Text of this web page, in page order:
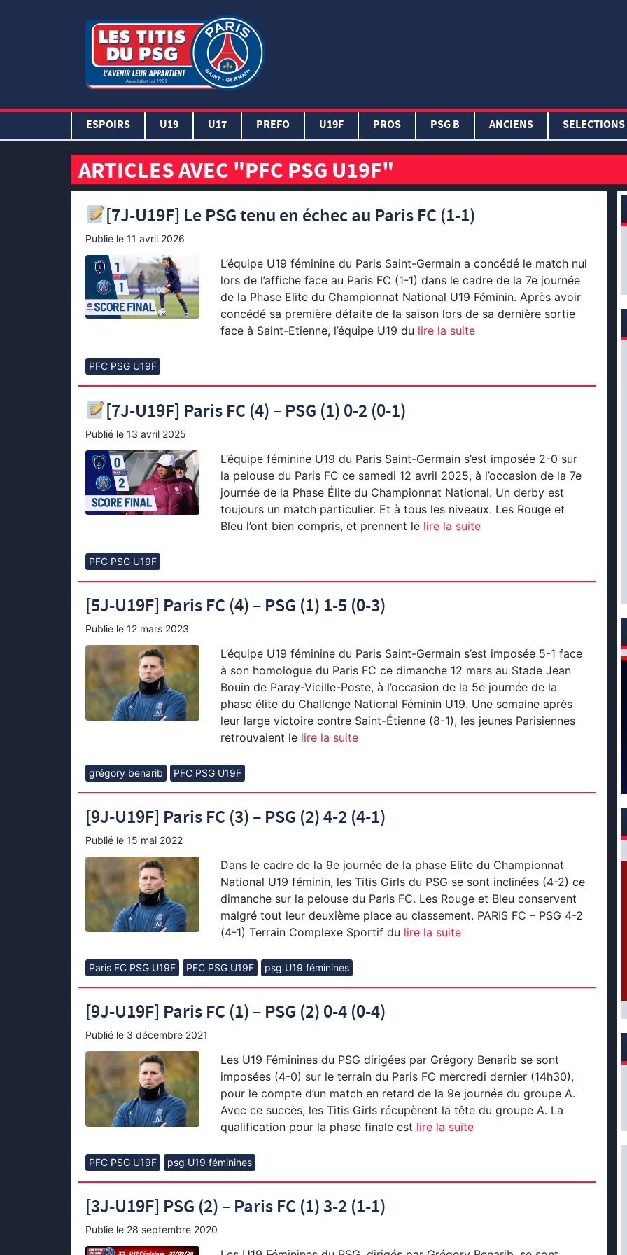
ESPOIRS U19 U17 PREFO U19F PROS PSG B ANCIENS SELECTIONS
ARTICLES AVEC "PFC PSG U19F"
[7J-U19F] Le PSG tenu en échec au Paris FC (1-1)
Publié le 11 avril 2026
L’équipe U19 féminine du Paris Saint-Germain a concédé le match nul
lors de l’affiche face au Paris FC (1-1) dans le cadre de la 7e journée
de la Phase Elite du Championnat National U19 Féminin. Après avoir
concédé sa première défaite de la saison lors de sa dernière sortie
face à Saint-Etienne, l’équipe U19 du lire la suite
PFC PSG U19F
[7J-U19F] Paris FC (4) – PSG (1) 0-2 (0-1)
Publié le 13 avril 2025
L’équipe féminine U19 du Paris Saint-Germain s’est imposée 2-0 sur
la pelouse du Paris FC ce samedi 12 avril 2025, à l’occasion de la 7e
journée de la Phase Élite du Championnat National. Un derby est
toujours un match particulier. Et à tous les niveaux. Les Rouge et
Bleu l’ont bien compris, et prennent lelire la suite
PFC PSG U19F
[5J-U19F] Paris FC (4) – PSG (1) 1-5 (0-3)
Publié le 12 mars 2023
L’équipe U19 féminine du Paris Saint-Germain s’est imposée 5-1 face
à son homologue du Paris FC ce dimanche 12 mars au Stade Jean
Bouin de Paray-Vieille-Poste, à l’occasion de la 5e journée de la
phase élite du Challenge National Féminin U19. Une semaine après
leur large victoire contre Saint-Étienne (8-1), les jeunes Parisiennes
retrouvaient lelire la suite
grégory benarib PFC PSG U19F
[9J-U19F] Paris FC (3) – PSG (2) 4-2 (4-1)
Publié le 15 mai 2022
Dans le cadre de la 9e journée de la phase Elite du Championnat
National U19 féminin, les Titis Girls du PSG se sont inclinées (4-2) ce
dimanche sur la pelouse du Paris FC. Les Rouge et Bleu conservent
malgré tout leur deuxième place au classement. PARIS FC – PSG 4-2
(4-1) Terrain Complexe Sportif du lire la suite
Paris FC PSG U19F PFC PSG U19F psg U19 féminines
[9J-U19F] Paris FC (1) – PSG (2) 0-4 (0-4)
Publié le 3 décembre 2021
Les U19 Féminines du PSG dirigées par Grégory Benarib se sont
imposées (4-0) sur le terrain du Paris FC mercredi dernier (14h30),
pour le compte d’un match en retard de la 9e journée du groupe A.
Avec ce succès, les Titis Girls récupèrent la tête du groupe A. La
qualification pour la phase finale est lire la suite
PFC PSG U19F psg U19 féminines
[3J-U19F] PSG (2) – Paris FC (1) 3-2 (1-1)
Publié le 28 septembre 2020